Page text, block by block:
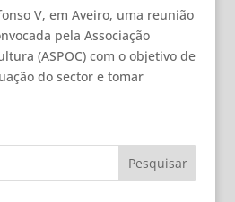
V, em Aveiro, uma reunião
pela Associação
(ASPOC) com o objetivo de
do sector e tomar